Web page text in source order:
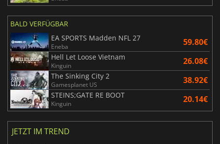
BALD VERFÜGBAR
EA SPORTS Madden NFL 27
Eneba 59.80€
Hell Let Loose Vietnam
Kinguin 26.08€
The Sinking City 2
Gamesplanet US 38.92€
STEINS;GATE RE BOOT
Kinguin 20.14€
JETZT IM TREND